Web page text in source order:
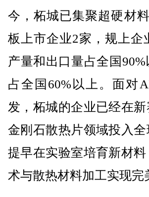
今，柘城已集聚超硬材
板上市企业2家，规上企
产量和出口量占全国
占全国60%以上。面对
发，柘城的企业已经在
金刚石散热片领域投入
提早在实验室培育新材
术与散热材料加工实现